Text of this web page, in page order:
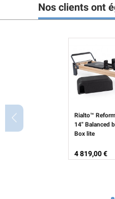
Nos clients ont
Rialto™
14" Balanced
Box lite
Prix
4 819,00 €